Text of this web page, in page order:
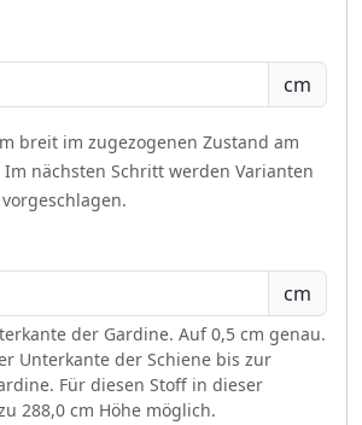
cm
breit im zugezogenen Zustand am
Im nächsten Schritt werden Varianten
cm
der Gardine. Auf 0,5 cm genau.
Unterkante der Schiene bis zur
Für diesen Stoff in dieser
288,0 cm Höhe möglich.